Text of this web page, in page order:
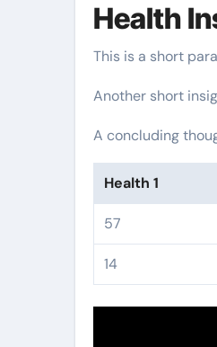
Health
This is a short
Another short
A concluding
Health 1
57
14